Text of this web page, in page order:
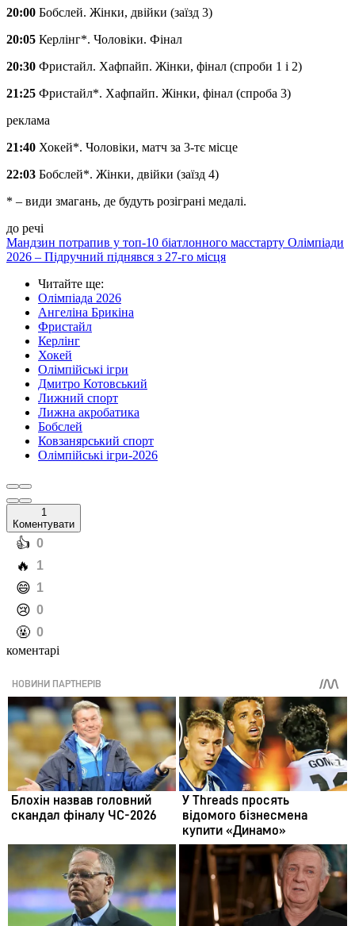
20:00 Бобслей. Жінки, двійки (заїзд 3)
20:05 Керлінг*. Чоловіки. Фінал
20:30 Фристайл. Хафпайп. Жінки, фінал (спроби 1 і 2)
21:25 Фристайл*. Хафпайп. Жінки, фінал (спроба 3)
реклама
21:40 Хокей*. Чоловіки, матч за 3-тє місце
22:03 Бобслей*. Жінки, двійки (заїзд 4)
* – види змагань, де будуть розіграні медалі.
до речі
Мандзин потрапив у топ-10 біатлонного масстарту Олімпіади
2026 – Підручний піднявся з 27-го місця
Читайте ще:
Олімпіада 2026
Ангеліна Брикіна
Фристайл
Керлінг
Хокей
Олімпійські ігри
Дмитро Котовський
Лижний спорт
Лижна акробатика
Бобслей
Ковзанярський спорт
Олімпійські ігри-2026
1
Коментувати
️👍 0
️🔥 1
️😄 1
️😢 0
️🤬 0
коментарі